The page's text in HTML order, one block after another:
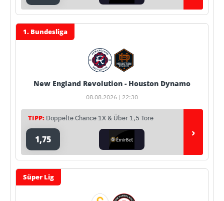
1. Bundesliga
New England Revolution - Houston Dynamo
08.08.2026 | 22:30
TIPP: Doppelte Chance 1X & Über 1,5 Tore
1,75 ›
Süper Lig